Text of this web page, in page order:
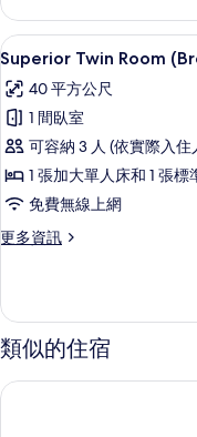
有
相
片
Room
(Breakfast
for
的
詳
情
顯
示
Superior
Twin
Room
(Breakfast
for
3)
有
相
15
Superior Twin Room
40 平方公尺
1 間臥室
可容納 3 人 (依實際入住
1 張加大單人床和 1 張標
免費無線上網
更多資訊
更
Room
(Breakfast
for
的
類似的住宿
大邱東城路東橫 INN